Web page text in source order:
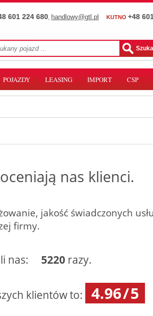
601 224 680 handlowy@gtl.pl KUTNO +48
POJAZDY LEASING IMPORT CSP
nas klienci.
jakość świadczonych
firmy.
nas: 5220 razy.
klientów to: 4.96/5